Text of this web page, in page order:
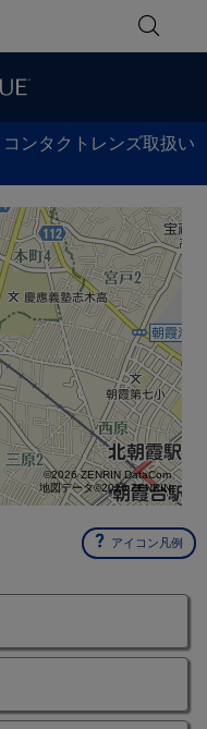
コンタクトレンズ取扱い
©2026 ZENRIN DataCom
地図データ©2026 ZENRIN
アイコン凡例